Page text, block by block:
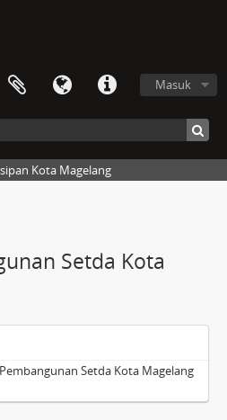
Masuk
Kota Magelang
Setda Kota
Setda Kota Magelang